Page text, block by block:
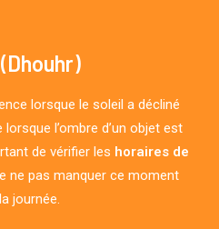
lorsque le soleil a décliné
l’ombre d’un objet est
de vérifier les horaires de
ne pas manquer ce moment
journée.